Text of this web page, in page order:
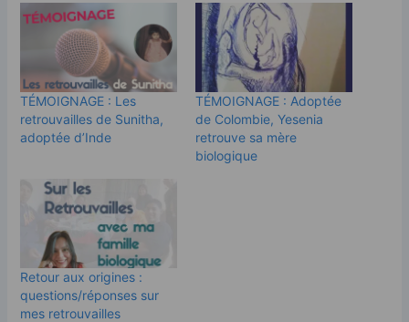
TÉMOIGNAGE : Les
retrouvailles de Sunitha,
adoptée d’Inde
TÉMOIGNAGE : Adoptée
de Colombie, Yesenia
retrouve sa mère
biologique
Retour aux origines :
questions/réponses sur
mes retrouvailles
JE REÇOIS MA VIDÉO :)
Tout comme toi, je déteste les spams. Ton email ne sera jamais revendu à des tiers. Tu recevras régulièrement des informations sur
l'adoption et le développement personnel. Tu peux te désinscrire à tout moment.